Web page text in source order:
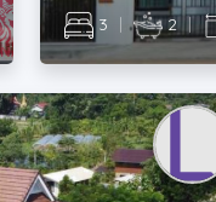
3 | 2 |